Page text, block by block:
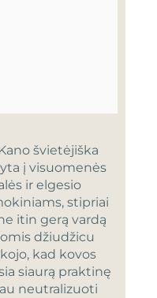
švietėjiška
į visuomenės
ir elgesio
stipriai
itin gerą vardą
džiudžicu
kad kovos
siaurą praktinę
neutralizuoti